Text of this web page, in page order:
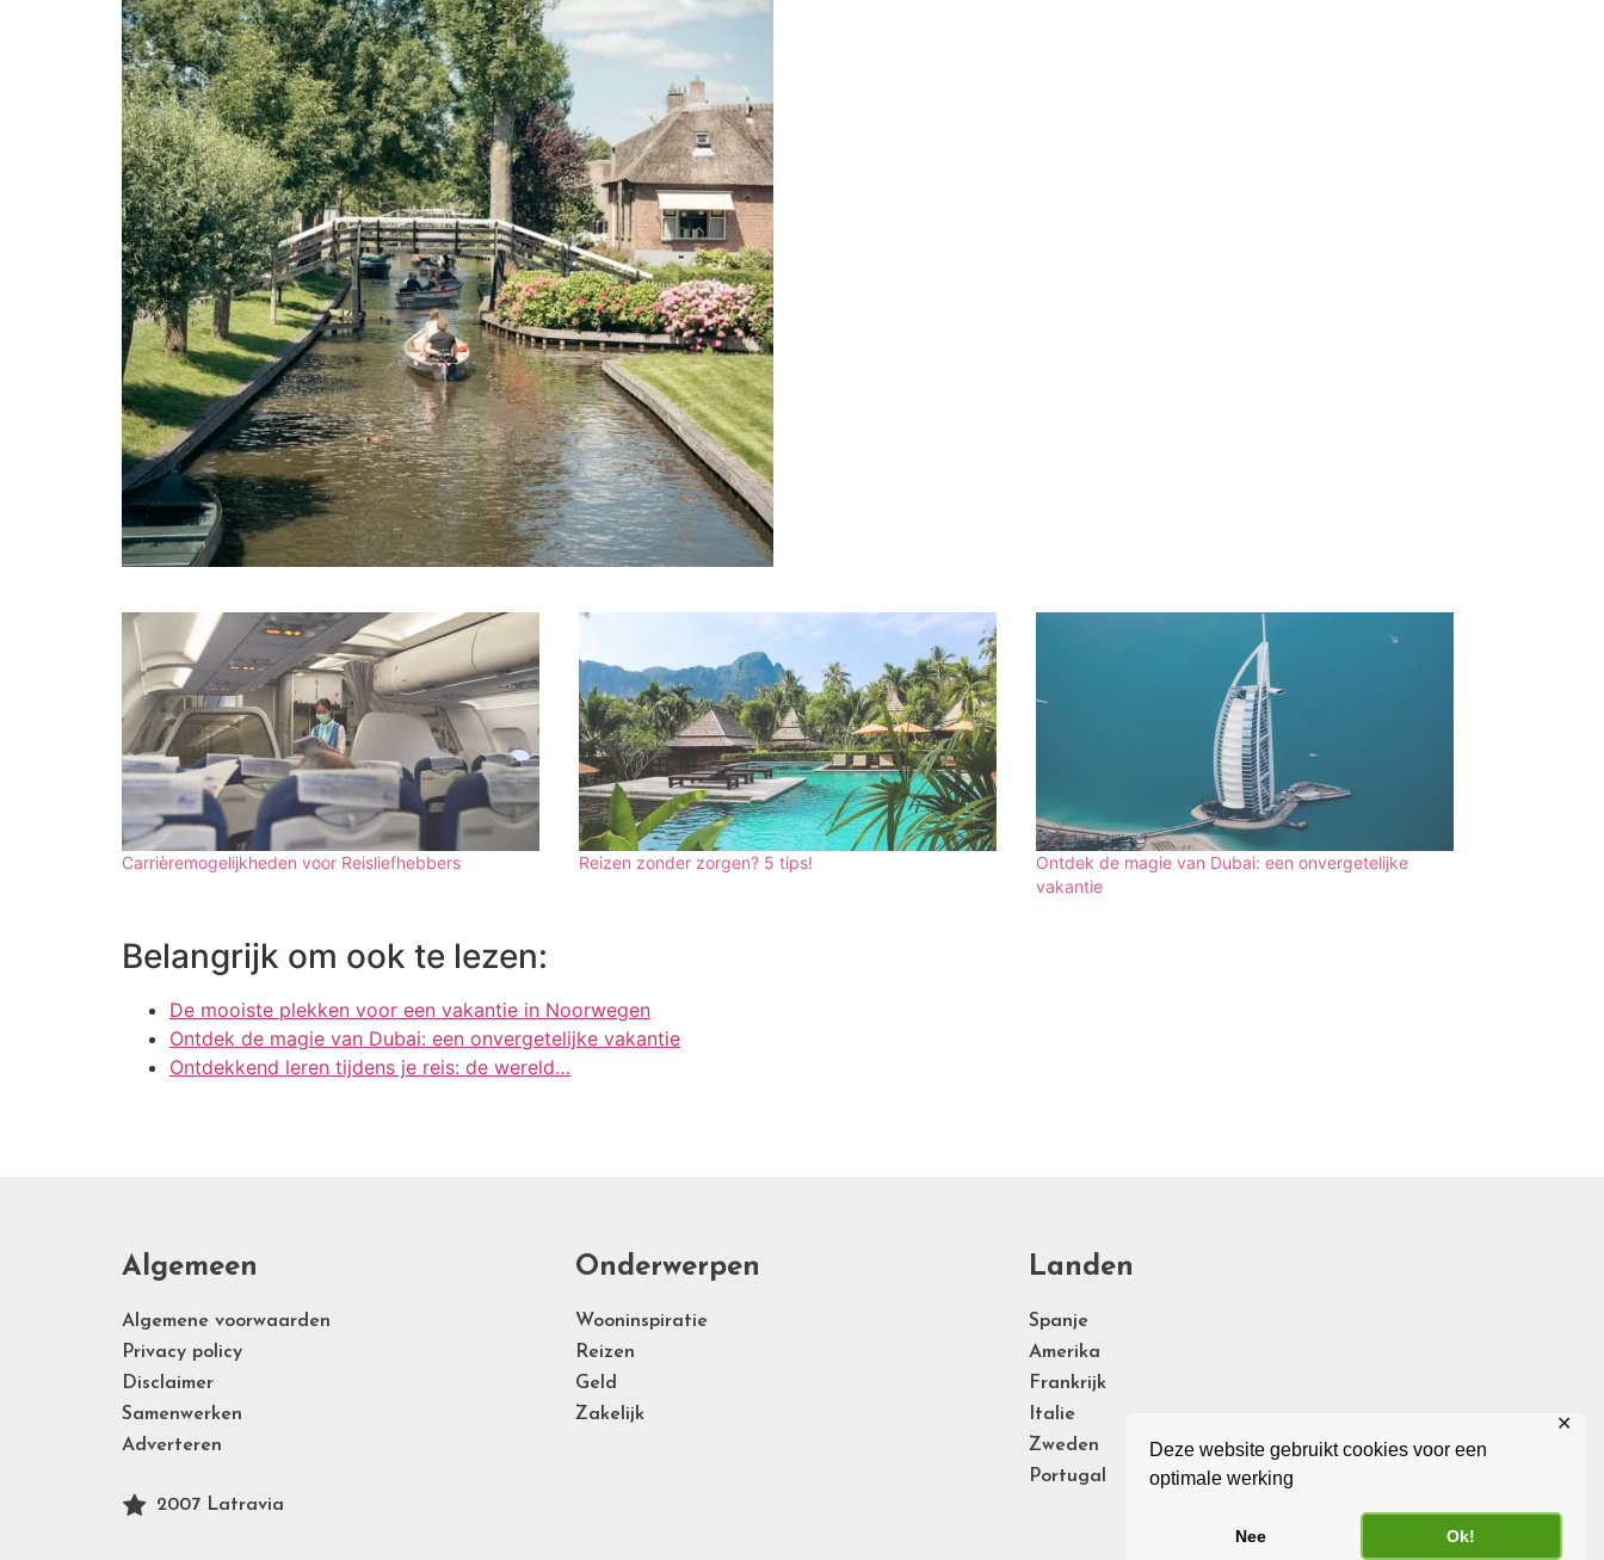
Deze website gebruikt cookies voor een
optimale werking
Nee Ok!
✕
Carrièremogelijkheden voor Reisliefhebbers Reizen zonder zorgen? 5 tips!
Ontdek de magie van Dubai: een onvergetelijke
vakantie
Belangrijk om ook te lezen:
De mooiste plekken voor een vakantie in Noorwegen
Ontdek de magie van Dubai: een onvergetelijke vakantie
Ontdekkend leren tijdens je reis: de wereld…
Algemeen
Algemene voorwaarden
Privacy policy
Disclaimer
Samenwerken
Adverteren
2007 Latravia
Onderwerpen
Wooninspiratie
Reizen
Geld
Zakelijk
Landen
Spanje
Amerika
Frankrijk
Italie
Zweden
Portugal